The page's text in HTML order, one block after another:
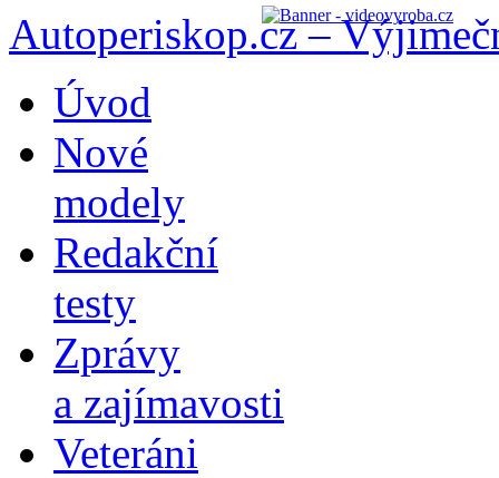
Autoperiskop.cz –
obsahu
webu
Úvod
Nové
modely
Redakční
testy
Zprávy
a zajímavosti
Veteráni